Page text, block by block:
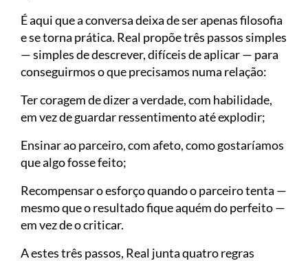
É aqui que a conversa deixa de ser apenas filosofia
e se torna prática. Real propõe três passos simples
— simples de descrever, difíceis de aplicar — para
conseguirmos o que precisamos numa relação:
Ter coragem de dizer a verdade, com habilidade,
em vez de guardar ressentimento até explodir;
Ensinar ao parceiro, com afeto, como gostaríamos
que algo fosse feito;
Recompensar o esforço quando o parceiro tenta —
mesmo que o resultado fique aquém do perfeito —
em vez de o criticar.
A estes três passos, Real junta quatro regras